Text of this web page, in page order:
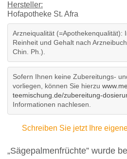
Hersteller:
Hofapotheke St. Afra
Arzneiqualität (=Apothekenqualität):
Reinheit und Gehalt nach
Chin. Ph.).
Sofern Ihnen keine Zubereitungs-
vorliegen, können Sie hierzu
teemischung.de/zubereitung-
Informationen nachlesen.
Schreiben Sie jetzt Ihre
„Sägepalmenfrüchte” wurde